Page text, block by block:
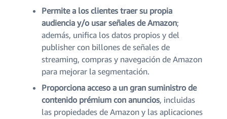
Permite a los clientes traer su propia
audiencia y/o usar señales de Amazon;
además, unifica los datos propios y del
publisher con billones de señales de
streaming, compras y navegación de Amazon
para mejorar la segmentación.
Proporciona acceso a un gran suministro de
contenido prémium con anuncios, incluidas
las propiedades de Amazon y las aplicaciones